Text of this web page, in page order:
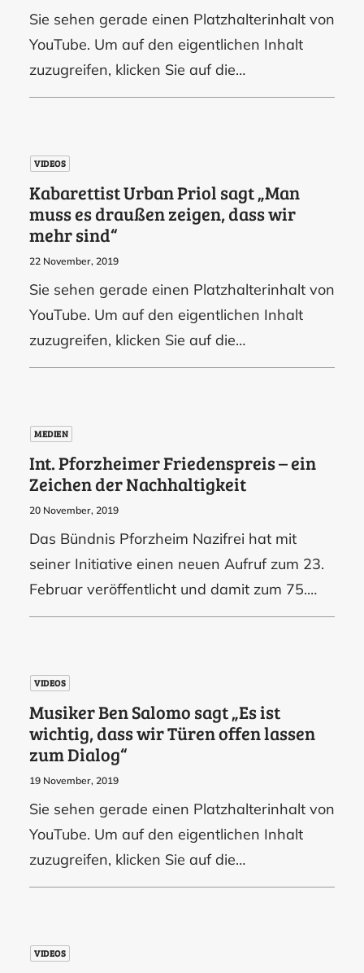
Sie sehen gerade einen Platzhalterinhalt von
YouTube. Um auf den eigentlichen Inhalt
zuzugreifen, klicken Sie auf die…
VIDEOS
Kabarettist Urban Priol sagt „Man
muss es draußen zeigen, dass wir
mehr sind“
22 November, 2019
Sie sehen gerade einen Platzhalterinhalt von
YouTube. Um auf den eigentlichen Inhalt
zuzugreifen, klicken Sie auf die…
MEDIEN
Int. Pforzheimer Friedenspreis – ein
Zeichen der Nachhaltigkeit
20 November, 2019
Das Bündnis Pforzheim Nazifrei hat mit
seiner Initiative einen neuen Aufruf zum 23.
Februar veröffentlicht und damit zum 75.…
VIDEOS
Musiker Ben Salomo sagt „Es ist
wichtig, dass wir Türen offen lassen
zum Dialog“
19 November, 2019
Sie sehen gerade einen Platzhalterinhalt von
YouTube. Um auf den eigentlichen Inhalt
zuzugreifen, klicken Sie auf die…
VIDEOS